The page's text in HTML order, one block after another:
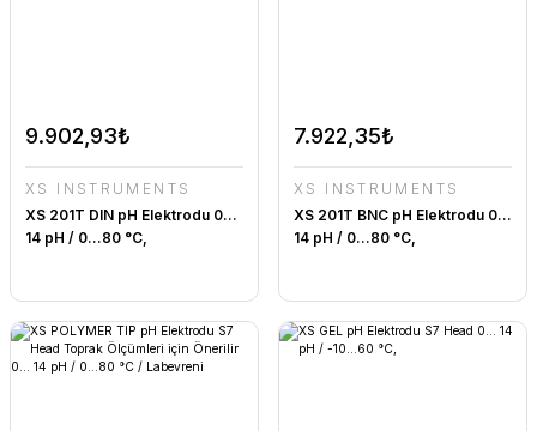
9.902,93₺
XS INSTRUMENTS
XS 201T DIN pH Elektrodu 0…
14 pH / 0…80 °C,
7.922,35₺
XS INSTRUMENTS
XS 201T BNC pH Elektrodu 0…
14 pH / 0…80 °C,